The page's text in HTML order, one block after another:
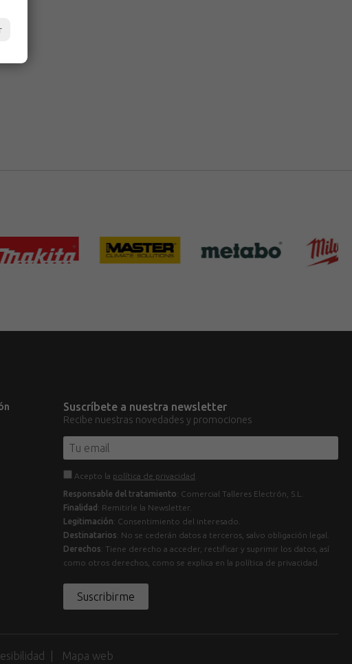
Suscríbete a nuestra newsletter
Recibe nuestras novedades y promociones
Acepto la política de privacidad
Responsable del tratamiento: Comercial Talleres Electrón, S.L.
Finalidad : Remitirle la Newsletter.
Legitimación: Consentimiento del interesado.
Destinatarios: No se cederán datos a terceros, salvo obligación legal.
Derechos: Tiene derecho a acceder, rectificar y suprimir los datos, así
como otros derechos, como se explica en la política de privacidad.
Suscribirme
Mapa web